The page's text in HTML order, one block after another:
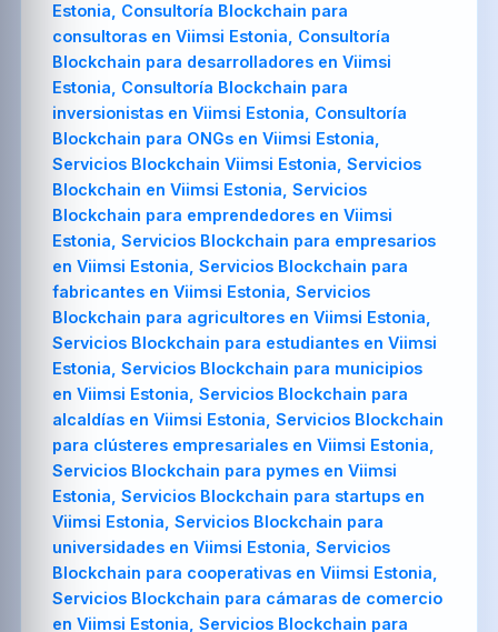
Estonia, Consultoría Blockchain para
consultoras en Viimsi Estonia, Consultoría
Blockchain para desarrolladores en Viimsi
Estonia, Consultoría Blockchain para
inversionistas en Viimsi Estonia, Consultoría
Blockchain para ONGs en Viimsi Estonia,
Servicios Blockchain Viimsi Estonia, Servicios
Blockchain en Viimsi Estonia, Servicios
Blockchain para emprendedores en Viimsi
Estonia, Servicios Blockchain para empresarios
en Viimsi Estonia, Servicios Blockchain para
fabricantes en Viimsi Estonia, Servicios
Blockchain para agricultores en Viimsi Estonia,
Servicios Blockchain para estudiantes en Viimsi
Estonia, Servicios Blockchain para municipios
en Viimsi Estonia, Servicios Blockchain para
alcaldías en Viimsi Estonia, Servicios Blockchain
para clústeres empresariales en Viimsi Estonia,
Servicios Blockchain para pymes en Viimsi
Estonia, Servicios Blockchain para startups en
Viimsi Estonia, Servicios Blockchain para
universidades en Viimsi Estonia, Servicios
Blockchain para cooperativas en Viimsi Estonia,
Servicios Blockchain para cámaras de comercio
en Viimsi Estonia, Servicios Blockchain para